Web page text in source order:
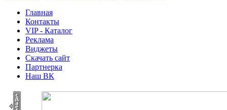
Главная
Контакты
VIP - Каталог
Реклама
Виджеты
Скачать сайт
Партнерка
Наш ВК